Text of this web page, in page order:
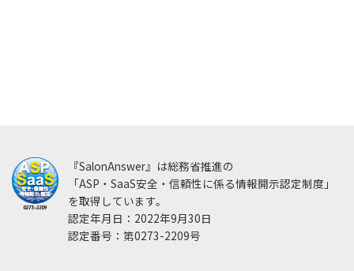
『SalonAnswer』は総務省推進の
「ASP・SaaS安全・信頼性に係る情報開示認定制度」
を取得しています。
認定年月日：2022年9月30日
認定番号：第0273-2209号